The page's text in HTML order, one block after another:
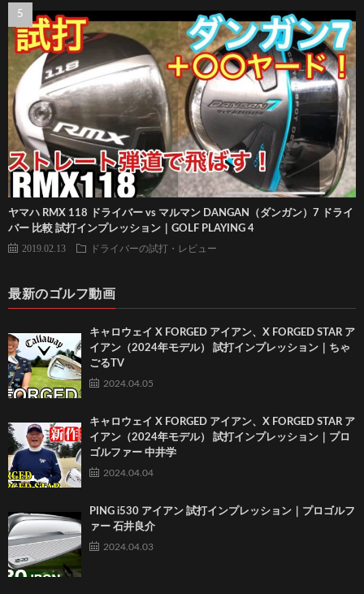
ヤマハ RMX 118 ドライバー vs マルマン DANGAN（ダンガン）7 ドライ
バー 比較 試打インプレッション｜GOLF PLAYING 4
2019.02.13 ドライバーの試打・レビュー
最新のゴルフ動画
キャロウェイ X FORGED アイアン、X FORGED STAR ア
イアン（2024年モデル） 試打インプレッション｜ちゃ
ごるTV
2024.04.05
キャロウェイ X FORGED アイアン、X FORGED STAR ア
イアン（2024年モデル） 試打インプレッション｜プロ
ゴルファー 中井学
2024.04.04
PING i530 アイアン 試打インプレッション｜プロゴルフ
ァー 石井良介
2024.04.03